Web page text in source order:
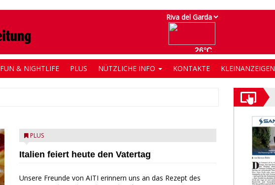
FUN & NIGHTLIFE PLUS NÜTZLICHE INFO KONTAKTE KLEINANZEIGEN
PLUS
Italien feiert heute den Vatertag
Unsere Freunde von AITI erinnern uns an das Rezept des